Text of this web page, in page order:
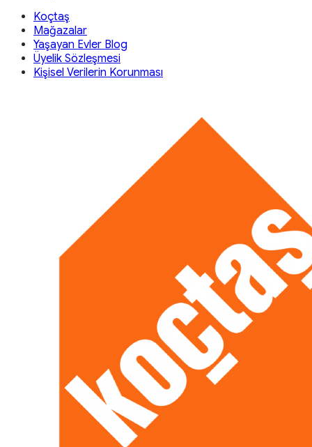
Koçtaş
Mağazalar
Yaşayan Evler Blog
Üyelik Sözleşmesi
Kişisel Verilerin Korunması